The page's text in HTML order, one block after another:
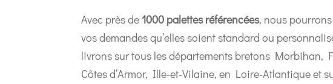
Avec près de 1000 palettes référencées, nous
vos demandes qu’elles soient standard ou
livrons sur tous les départements bretons Morbihan,
Côtes d’Armor, Ille-et-Vilaine, en Loire-Atlantique et